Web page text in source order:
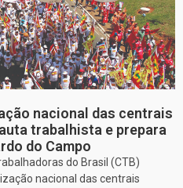
nacional das centrais
trabalhista e prepara
do Campo
do Brasil (CTB)
nacional das centrais